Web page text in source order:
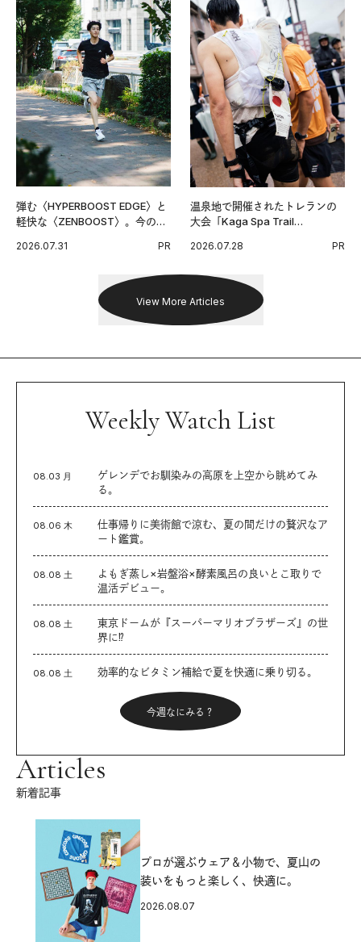
弾む〈HYPERBOOST EDGE〉と
軽快な〈ZENBOOST〉。今の時
出した新機軸。
2026.07.31 PR
温泉地で開催されたトレランの
大会「Kaga Spa Trail
戦を夢見るランナーたちの奮闘
2026.07.28 PR
View More Articles
Weekly Watch List
08.03 月
ゲレンデでお馴染みの高原を上空から眺めてみ
る。
08.06 木
仕事帰りに美術館で涼む、夏の間だけの贅沢なア
ート鑑賞。
08.08 土
よもぎ蒸し×岩盤浴×酵素風呂の良いとこ取りで
温活デビュー。
08.08 土
東京ドームが『スーパーマリオブラザーズ』の世
界に⁉︎
08.08 土 効率的なビタミン補給で夏を快適に乗り切る。
今週なにみる？
Articles
新着記事
プロが選ぶウェア＆小物で、夏山の
装いをもっと楽しく、快適に。
2026.08.07